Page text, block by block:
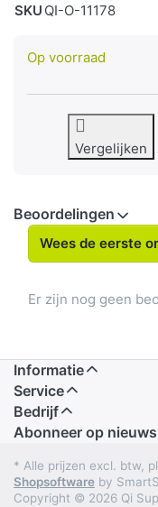
SKU QI-O-11178
Op voorraad
Vergelijken
Beoordelingen
Wees de eerste
Er zijn nog geen
Informatie
Service
Bedrijf
Abonneer op
* Alle prijzen excl. btw,
Shopsoftware by
Copyright © 2026 Qi